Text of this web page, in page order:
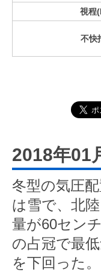
視程
不快
2018年01
冬型の気圧
は雪で、北
量が60セン
の占冠で最
を下回った。